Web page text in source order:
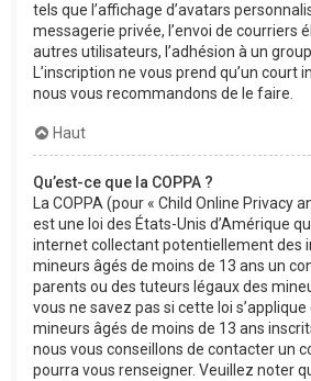
tels que l’affichage d’avatars
messagerie privée, l’envoi de courriers
autres utilisateurs, l’adhésion à un
L’inscription ne vous prend qu’un court
nous vous recommandons de le faire.
Haut
Qu’est-ce que la COPPA ?
La COPPA (pour « Child Online Privacy
est une loi des États-Unis d’Amérique
internet collectant potentiellement des
mineurs âgés de moins de 13 ans un
parents ou des tuteurs légaux des
vous ne savez pas si cette loi
mineurs âgés de moins de 13 ans
nous vous conseillons de contacter un
pourra vous renseigner. Veuillez noter